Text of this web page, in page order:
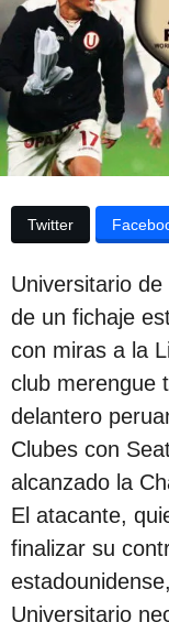
l
p
u
b
a
c
i
ó
n
2
a
ñ
o
s
Twitter
Universitario
de un fichaje
con miras a la
club merengue
delantero
Clubes con
alcanzado la
El atacante,
finalizar su
Universitario